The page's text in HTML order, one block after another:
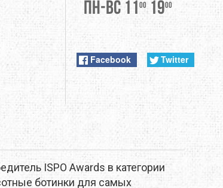
JETBOIL
Пн-Вс 11 001900
Facebook Twitter
ISPO Awards в категории
ботинки для самых